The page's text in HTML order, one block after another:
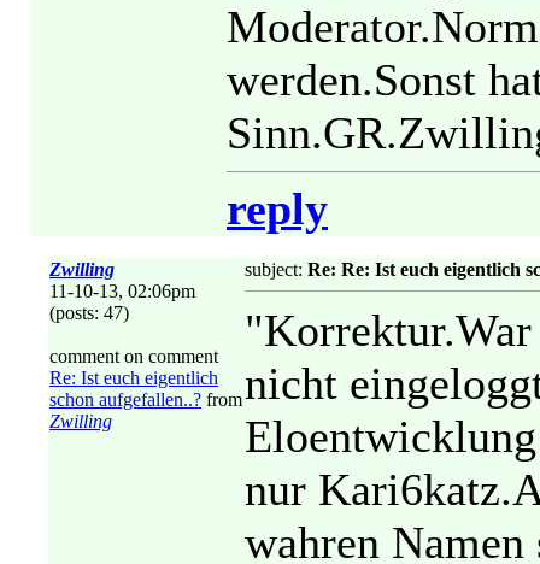
werden.Sonst
reply
Zwilling
11-10-13, 02:06pm
(posts: 47)
comment on comment
Re: Ist euch eigentlich
schon aufgefallen..? from
Zwilling
subject: Re: Re: Ist euch eigentlich
nicht
nur
wahren